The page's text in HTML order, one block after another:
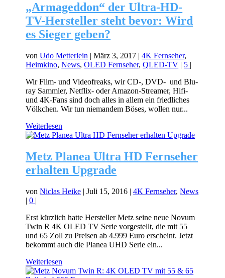
„Armageddon“ der Ultra-HD-
TV-Hersteller steht bevor: Wird
es Sieger geben?
vonUdo Metterlein |März 3, 2017 |4K Fernseher,
Heimkino,News,OLED Fernseher,QLED-TV | 5 |
Wir Film- und Videofreaks, wir CD-, DVD- und Blu-
ray Sammler, Netflix- oder Amazon-Streamer, Hifi-
und 4K-Fans sind doch alles in allem ein friedliches
Völkchen. Wir tun niemandem Böses, wollen nur...
Weiterlesen
Metz Planea Ultra HD Fernseher
erhalten Upgrade
vonNiclas Heike |Juli 15, 2016 |4K Fernseher,News
|0 |
Erst kürzlich hatte Hersteller Metz seine neue Novum
Twin R 4K OLED TV Serie vorgestellt, die mit 55
und 65 Zoll zu Preisen ab 4.999 Euro erscheint. Jetzt
bekommt auch die Planea UHD Serie ein...
Weiterlesen